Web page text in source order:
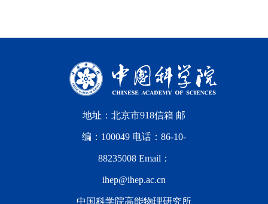
地址：北京市918信箱 邮
编：100049 电话：86-10-
88235008 Email：
ihep@ihep.ac.cn
中国科学院高能物理研究所